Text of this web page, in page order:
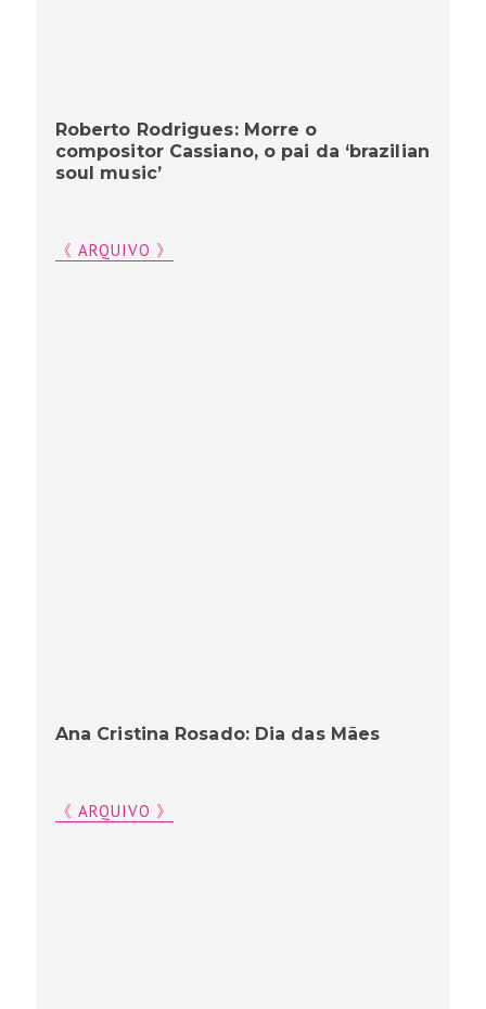
Roberto Rodrigues: Morre o
compositor Cassiano, o pai da ‘brazilian
soul music’
《 ARQUIVO 》
Ana Cristina Rosado: Dia das Mães
《 ARQUIVO 》